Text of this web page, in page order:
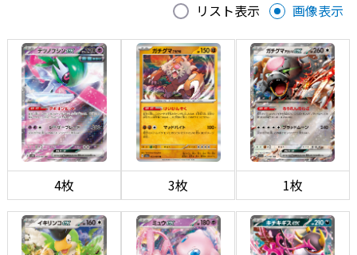
リスト表示 画像表示
4枚 3枚 1枚